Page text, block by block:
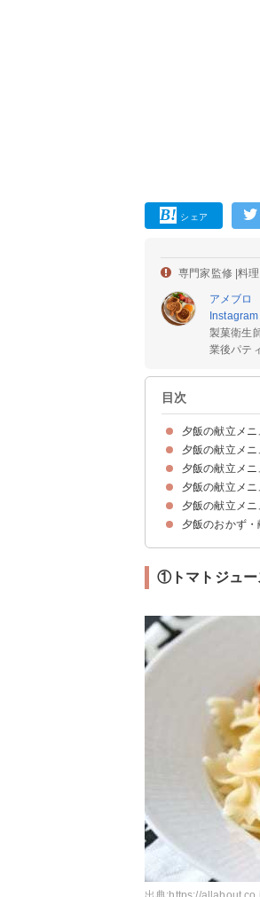
シェア
専門家監修 |料
アメブロ
Instagram
製菓衛生
業後パテ
目次
夕飯の献立メ
夕飯の献立メ
夕飯の献立メ
①レンジで作
②豚こまと大
③揚げずに作
④焼くだけ簡
⑤デミハンバ
⑥絶品鶏キムチ
⑦簡単レンチ
⑧電子レンジ
夕飯の献立メ
①レンコンの
②簡単具沢山
③めんつゆで味
④山芋とオク
⑤揚げない大
⑥豆苗とにん
⑦にんじんと
⑧ナスとチー
夕飯の献立メ
①かつおのカ
②帆立の甘辛煮
③ガーリック
④ブリの照り
⑤サバ缶ハン
夕飯の献立メ
①トマトジュ
②レンジで作
③こってり豚
④簡単ずぼら丼
夕飯のおかず
①トマトジュー